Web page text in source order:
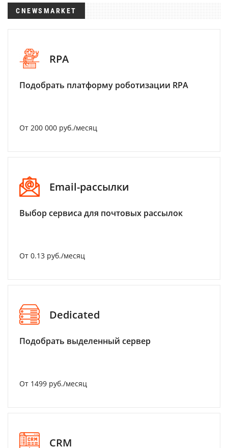
CNEWSMARKET
RPA
Подобрать платформу роботизации RPA
От 200 000 руб./месяц
Email-рассылки
Выбор сервиса для почтовых рассылок
От 0.13 руб./месяц
Dedicated
Подобрать выделенный сервер
От 1499 руб./месяц
CRM